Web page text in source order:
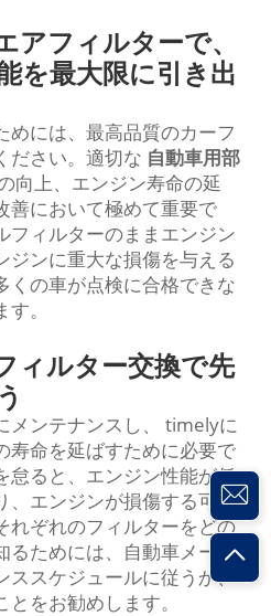
アフィルターで、
を最大限に引き出
めには、最高品質のカーフ
ださい。適切な 自動車用部
向上、エンジン寿命の延
善において極めて重要で
フィルターのままエンジン
ジンに重大な損傷を与える
くの車が点検に合格できな
。
ィルター交換で先
メンテナンスし、 timelyに
寿命を延ばすために必要で
怠ると、エンジン性能が低
、エンジンが損傷する可能
れぞれのフィルターをどの
るためには、自動車メーカ
ススケジュールに従うか、
をお勧めします。